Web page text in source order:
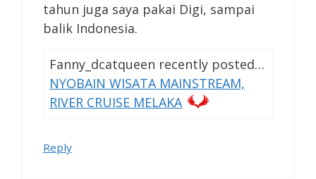
tahun juga saya pakai Digi, sampai
balik Indonesia.
Fanny_dcatqueen recently posted…
NYOBAIN WISATA MAINSTREAM,
RIVER CRUISE MELAKA
Reply